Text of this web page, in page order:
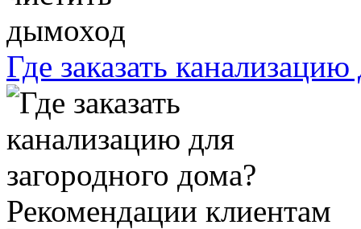
Где заказать
Рекомендации клиентам